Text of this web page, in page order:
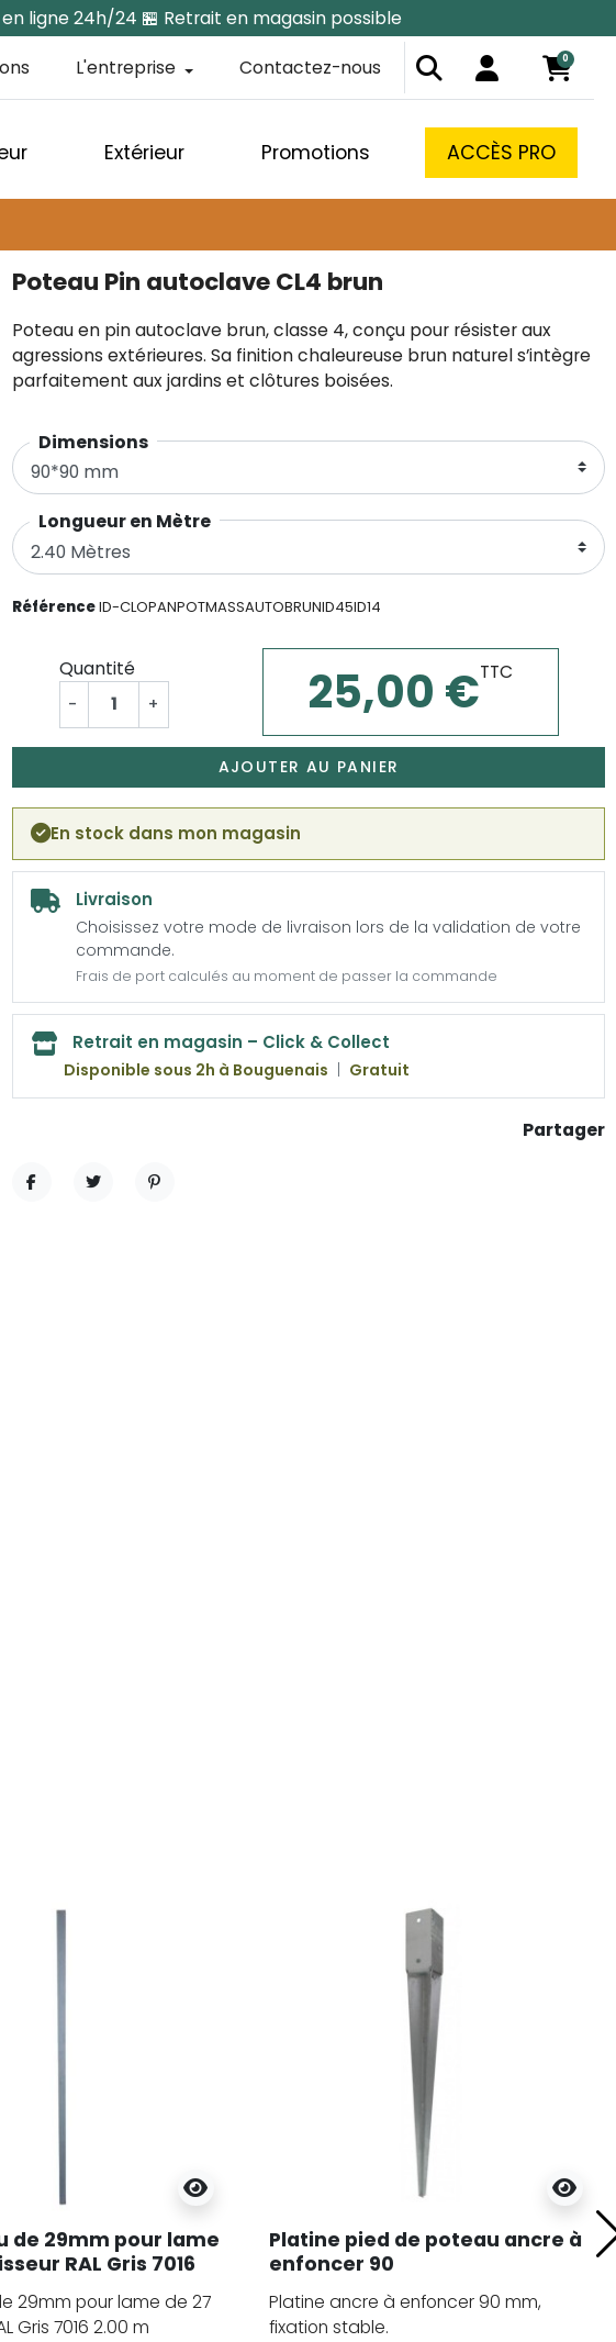
ligne 24h/24 🏪 Retrait en magasin possible
L'entreprise Contactez-nous 0
Extérieur Promotions ACCÈS PRO
Poteau Pin autoclave CL4 brun
Poteau en pin autoclave brun, classe 4, conçu pour résister aux
agressions extérieures. Sa finition chaleureuse brun naturel s’intègre
parfaitement aux jardins et clôtures boisées.
Dimensionsㅤㅤㅤㅤㅤㅤ
Longueur en Mètre
RéférenceID-CLOPANPOTMASSAUTOBRUNID45ID14
Quantité
- + 25,00 €TTC
AJOUTER AU PANIER
En stock dans mon magasin
Livraison
Choisissez votre mode de livraison lors de la validation de votre
commande.
Frais de port calculés au moment de passer la commande
Retrait en magasin – Click & Collect
Disponible sous 2h à Bouguenais | Gratuit
Partager
de 29mm pour lame
RAL Gris 7016
29mm pour lame de 27
Gris 7016 2.00 m
Platine pied de poteau ancre à
enfoncer 90
Platine ancre à enfoncer 90 mm,
fixation stable.